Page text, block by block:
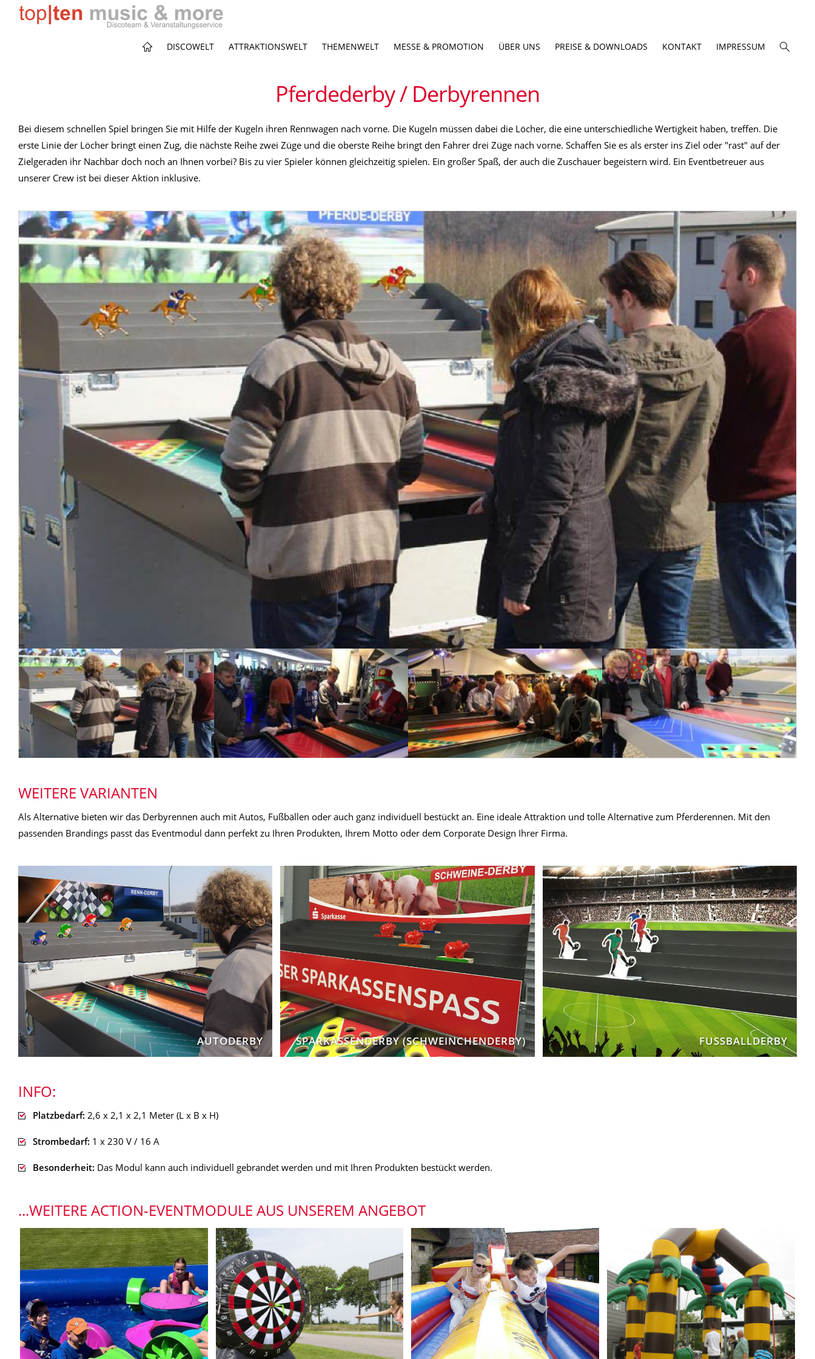
DISCOWELT ATTRAKTIONSWELT THEMENWELT MESSE & PROMOTION ÜBER UNS PREISE & DOWNLOADS KONTAKT IMPRESSUM
Pferdederby / Derbyrennen
Bei diesem schnellen Spiel bringen Sie mit Hilfe der Kugeln ihren Rennwagen nach vorne. Die Kugeln müssen dabei die Löcher, die eine unterschiedliche Wertigkeit haben, treffen. Die
erste Linie der Löcher bringt einen Zug, die nächste Reihe zwei Züge und die oberste Reihe bringt den Fahrer drei Züge nach vorne. Schaffen Sie es als erster ins Ziel oder "rast" auf der
Zielgeraden ihr Nachbar doch noch an Ihnen vorbei? Bis zu vier Spieler können gleichzeitig spielen. Ein großer Spaß, der auch die Zuschauer begeistern wird. Ein Eventbetreuer aus
unserer Crew ist bei dieser Aktion inklusive.
WEITERE VARIANTEN
Als Alternative bieten wir das Derbyrennen auch mit Autos, Fußbällen oder auch ganz individuell bestückt an. Eine ideale Attraktion und tolle Alternative zum Pferderennen. Mit den
passenden Brandings passt das Eventmodul dann perfekt zu Ihren Produkten, Ihrem Motto oder dem Corporate Design Ihrer Firma.
AUTODERBY SPARKASSENDERBY (SCHWEINCHENDERBY) FUSSBALLDERBY
INFO:
Platzbedarf: 2,6 x 2,1 x 2,1 Meter (L x B x H)
Strombedarf: 1 x 230 V / 16 A
Besonderheit: Das Modul kann auch individuell gebrandet werden und mit Ihren Produkten bestückt werden.
...WEITERE ACTION-EVENTMODULE AUS UNSEREM ANGEBOT